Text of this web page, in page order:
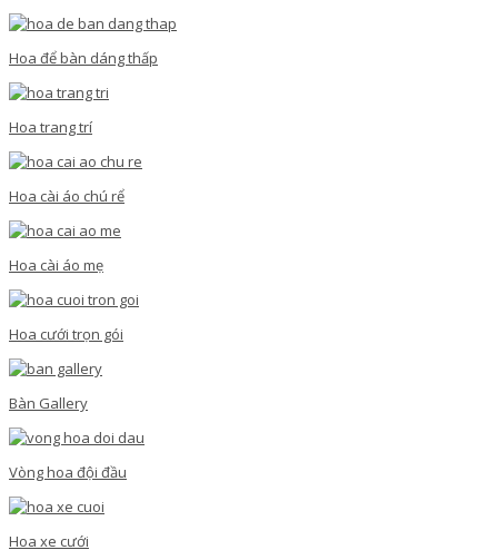
Hoa để bàn dáng thấp
Hoa trang trí
Hoa cài áo chú rể
Hoa cài áo mẹ
Hoa cưới trọn gói
Bàn Gallery
Vòng hoa đội đầu
Hoa xe cưới